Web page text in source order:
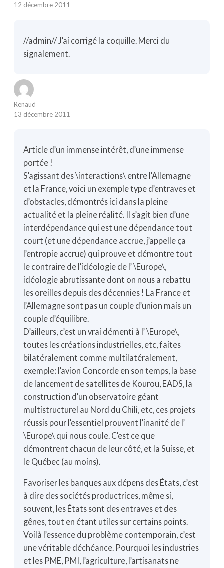
12 décembre 2011
//admin// J’ai corrigé la coquille. Merci du
signalement.
Renaud
13 décembre 2011
Article d’un immense intérêt, d’une immense
portée !
S’agissant des \interactions\ entre l’Allemagne
et la France, voici un exemple type d’entraves et
d’obstacles, démontrés ici dans la pleine
actualité et la pleine réalité. Il s’agit bien d’une
interdépendance qui est une dépendance tout
court (et une dépendance accrue, j’appelle ça
l’entropie accrue) qui prouve et démontre tout
le contraire de l’idéologie de l’ \Europe\,
idéologie abrutissante dont on nous a rebattu
les oreilles depuis des décennies ! La France et
l’Allemagne sont pas un couple d’union mais un
couple d’équilibre.
D’ailleurs, c’est un vrai démenti à l’ \Europe\,
toutes les créations industrielles, etc, faites
bilatéralement comme multilatéralement,
exemple: l’avion Concorde en son temps, la base
de lancement de satellites de Kourou, EADS, la
construction d’un observatoire géant
multistructurel au Nord du Chili, etc, ces projets
réussis pour l’essentiel prouvent l’inanité de l’
\Europe\ qui nous coule. C’est ce que
démontrent chacun de leur côté, et la Suisse, et
le Québec (au moins).
Favoriser les banques aux dépens des États, c’est
à dire des sociétés productrices, même si,
souvent, les États sont des entraves et des
gênes, tout en étant utiles sur certains points.
Voilà l’essence du problème contemporain, c’est
une véritable déchéance. Pourquoi les industries
et les PME, PMI, l’agriculture, l’artisanats ne